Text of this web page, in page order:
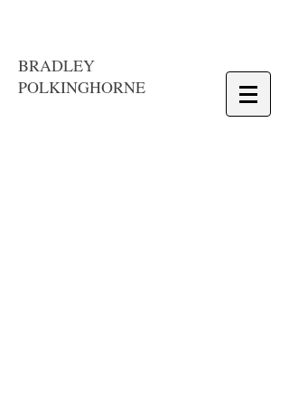
BRADLEY
POLKINGHORNE